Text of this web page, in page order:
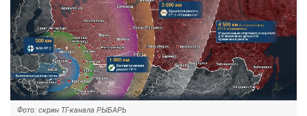
Фото: скрин ТГ-канала РЫБАРЬ